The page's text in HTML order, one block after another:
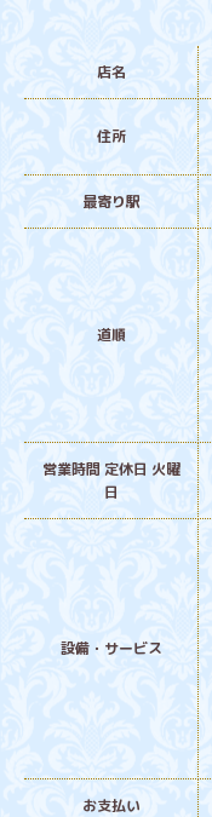
店名
住所
最寄り駅
道順
営業時間 定休日 火曜
日
設備・サービス
お支払い